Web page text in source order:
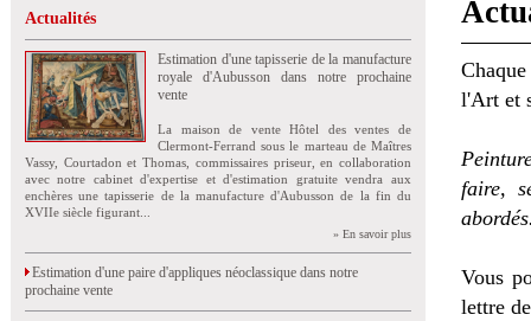
Actualités
Estimation d'une tapisserie de la manufacture
royale d'Aubusson dans notre prochaine
vente
La maison de vente Hôtel des ventes de
Clermont-Ferrand sous le marteau de Maîtres
Vassy, Courtadon et Thomas, commissaires priseur, en collaboration
avec notre cabinet d'expertise et d'estimation gratuite vendra aux
enchères une tapisserie de la manufacture d'Aubusson de la fin du
XVIIe siècle figurant...
» En savoir plus
Estimation d'une paire d'appliques néoclassique dans notre
prochaine vente
l'Art et
faire,
Vous
lettre